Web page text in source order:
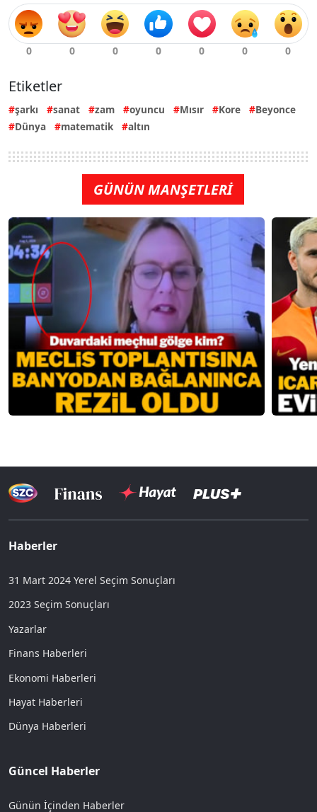
Etiketler
şarkı sanat zam oyuncu Mısır Kore
Beyonce
Dünya
matematik altın
GÜNÜN MANŞETLERİ
Haberler
31 Mart 2024 Yerel Seçim Sonuçları
2023 Seçim Sonuçları
Yazarlar
Finans Haberleri
Ekonomi Haberleri
Hayat Haberleri
Dünya Haberleri
Güncel Haberler
Günün İçinden Haberler